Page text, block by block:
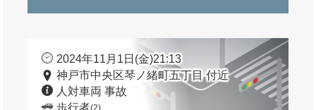
2024年11月1日(金)21:13
神戸市中央区琴ノ緒町五丁目 付近
人対車両 事故
歩行者(2)